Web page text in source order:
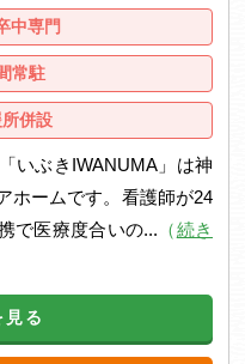
中専門
常駐
併設
いぶきIWANUMA」は神
ホームです。看護師が24
で医療度合いの... （続き
る